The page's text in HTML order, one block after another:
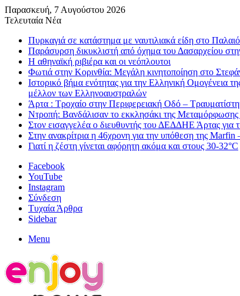
Παρασκευή, 7 Αυγούστου 2026
Τελευταία Νέα
Πυρκαγιά σε κατάστημα με ναυτιλιακά είδη στο
Παράσυρση δικυκλιστή από όχημα του Δασαρχείου
Η αθηναϊκή ριβιέρα και οι νεόπλουτοι
Φωτιά στην Κορινθία: Μεγάλη κινητοποίηση στο
Ιστορικό βήμα ενότητας για την Ελληνική Ομογένεια
μέλλον των Ελληνοαυστραλών
Άρτα : Τροχαίο στην Περιφερειακή Οδό –
Ντροπή: Βανδάλισαν το εκκλησάκι της
Στον εισαγγελέα ο διευθυντής του ΔΕΔΔΗΕ Άρτας για
Στην ανακρίτρια η 46χρονη για την υπόθεση της Marfin
Γιατί η ζέστη γίνεται αφόρητη ακόμα και στους 30-32°C
Facebook
YouTube
Instagram
Σύνδεση
Τυχαία Άρθρα
Sidebar
Menu